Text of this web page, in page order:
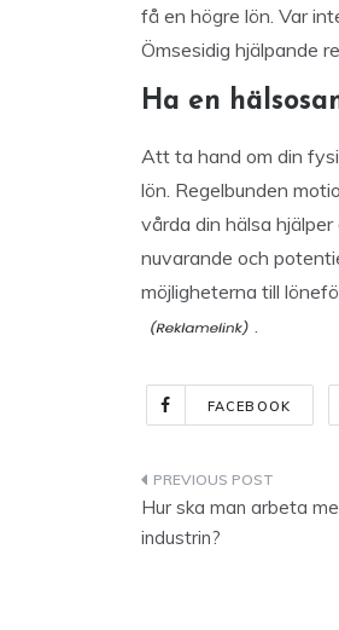
få en högre lön. Var
Ömsesidig hjälpande
Ha en
Att ta hand om din
lön. Regelbunden
vårda din hälsa
nuvarande och
möjligheterna till
FACEBOOK
Hur ska man arbeta
industrin?